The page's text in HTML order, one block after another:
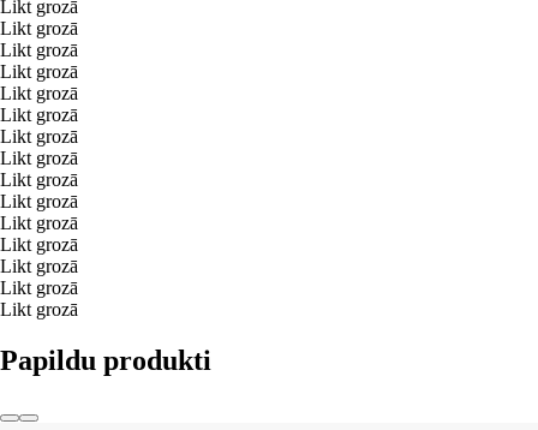
Likt grozā
Likt grozā
Likt grozā
Likt grozā
Likt grozā
Likt grozā
Likt grozā
Likt grozā
Likt grozā
Likt grozā
Likt grozā
Likt grozā
Likt grozā
Likt grozā
Likt grozā
Papildu produkti